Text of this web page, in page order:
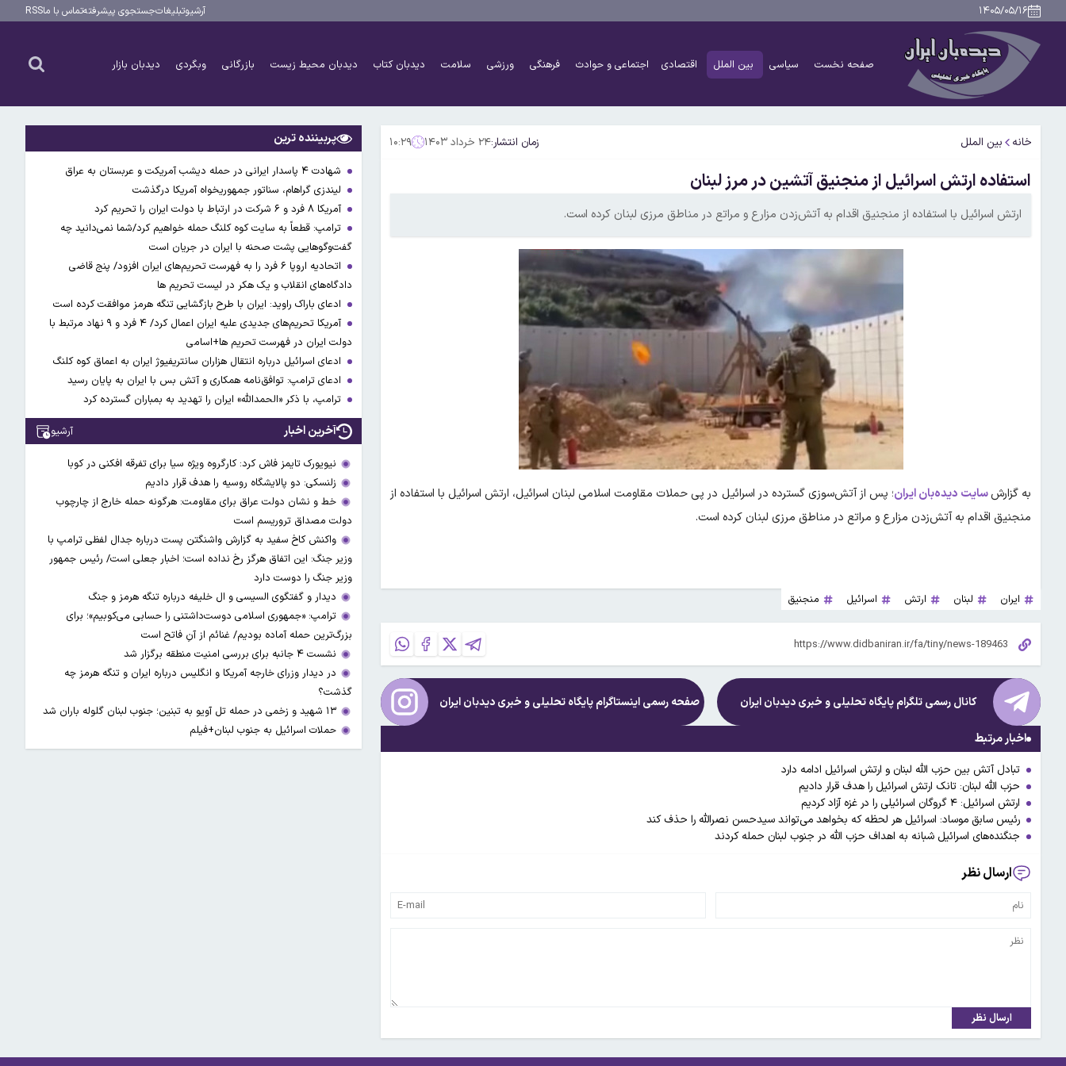
۱۴۰۵/۰۵/۱۶ آرشیوتبلیغاتجستجوی پیشرفتهتماس با ماRSS
صفحه نخست سیاسی بین الملل اقتصادی اجتماعی و حوادث فرهنگی ورزشی سلامت دیدبان کتاب دیدبان محیط زیست بازرگانی وبگردی دیدبان بازار
خانه بین الملل زمان انتشار:۲۴ خرداد ۱۴۰۳ ۱۰:۲۹
استفاده ارتش اسرائیل از منجنیق آتشین در مرز لبنان
ارتش اسرائیل با استفاده از منجنیق اقدام به آتش‌زدن مزارع و مراتع در مناطق مرزی لبنان کرده است.
به گزارشسایت دیده‌بان ایران؛ پس از آتش‌سوزی گسترده در اسرائیل در پی حملات مقاومت اسلامی لبنان اسرائیل، ارتش اسرائیل با استفاده از
منجنیق اقدام به آتش‌زدن مزارع و مراتع در مناطق مرزی لبنان کرده است.
ایران لبنان ارتش اسرائیل منجنیق
کانال رسمی تلگرام پایگاه تحلیلی و خبریدیدبان ایران صفحه رسمی اینستاگرام پایگاه تحلیلی و خبریدیدبان ایران
اخبار مرتبط
تبادل آتش بین حزب الله لبنان و ارتش اسرائیل ادامه دارد
حزب الله لبنان: تانک ارتش اسرائیل را هدف قرار دادیم
ارتش اسرائیل:‌ ۴ گروگان اسرائیلی را در غزه آزاد کردیم
رئیس سابق موساد: اسرائیل هر لحظه که بخواهد می‌تواند سیدحسن نصرالله را حذف کند
جنگنده‌های اسرائیل شبانه به اهداف حزب الله در جنوب لبنان حمله کردند
ارسال نظر
ارسال نظر
پربیننده ترین
شهادت ۴ پاسدار ایرانی در حمله دیشب آمریکت و عربستان به عراق
لیندزی گراهام، سناتور جمهوریخواه آمریکا درگذشت
آمریکا ۸ فرد و ۶ شرکت در ارتباط با دولت ایران را تحریم کرد
ترامپ: قطعاً به سایت کوه کلنگ حمله خواهیم کرد/شما نمی‌دانید چه
گفت‌وگوهایی پشت صحنه با ایران در جریان است
اتحادیه اروپا ۶ فرد را به فهرست تحریم‌های ایران افزود/ پنج قاضی
دادگاه‌های انقلاب و یک هکر در لیست تحریم ها
ادعای باراک راوید: ایران با طرح بازگشایی تنگه هرمز موافقت کرده است
آمریکا تحریم‌های جدیدی علیه ایران اعمال کرد/ ۴ فرد و ۹ نهاد مرتبط با
دولت ایران در فهرست تحریم ها+اسامی
ادعای اسرائیل درباره انتقال هزاران سانتریفیوژ ایران به اعماق کوه کلنگ
ادعای ترامپ: توافق‌نامه همکاری و آتش بس با ایران به پایان رسید
ترامپ، با ذکر «الحمدالله» ایران را تهدید به بمباران گسترده کرد
آخرین اخبار آرشیو
نیویورک تایمز فاش کرد: کارگروه ویژه سیا برای تفرقه افکنی در کوبا
زلنسکی: دو پالایشگاه روسیه را هدف قرار دادیم
خط و نشان دولت عراق برای مقاومت: هرگونه حمله خارج از چارچوب
دولت مصداق تروریسم است
واکنش کاخ سفید به گزارش واشنگتن پست درباره جدال لفظی ترامپ با
وزیر جنگ: این اتفاق هرگز رخ نداده است؛ اخبار جعلی است/ رئیس جمهور
وزیر جنگ را دوست دارد
دیدار و گفتگوی السیسی و ال خلیفه درباره تنگه هرمز و جنگ
ترامپ: «جمهوری اسلامی دوست‌داشتنی را حسابی می‌کوبیم»؛ برای
بزرگ‌ترین حمله آماده بودیم/ غنائم از آنِ فاتح است
نشست ۴ جانبه برای بررسی امنیت منطقه برگزار شد
در دیدار وزرای خارجه آمریکا و انگلیس درباره ایران و تنگه هرمز چه
گذشت؟
۱۳ شهید و زخمی در حمله تل آویو به تبنین؛ جنوب لبنان گلوله باران شد
حملات اسرائیل به جنوب لبنان+فیلم